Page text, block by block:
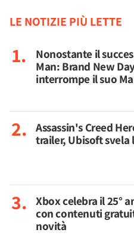
LE NOTIZIE PIÙ LETTE
Nonostante il
Man: Brand New
interrompe il suo
Assassin's Creed
trailer, Ubisoft svela
Xbox celebra il 25°
con contenuti
novità